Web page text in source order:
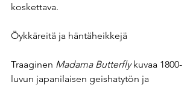
koskettava.
Öykkäreitä ja häntäheikkejä
Traaginen Madama Butterfly kuvaa 1800-
luvun japanilaisen geishatytön ja